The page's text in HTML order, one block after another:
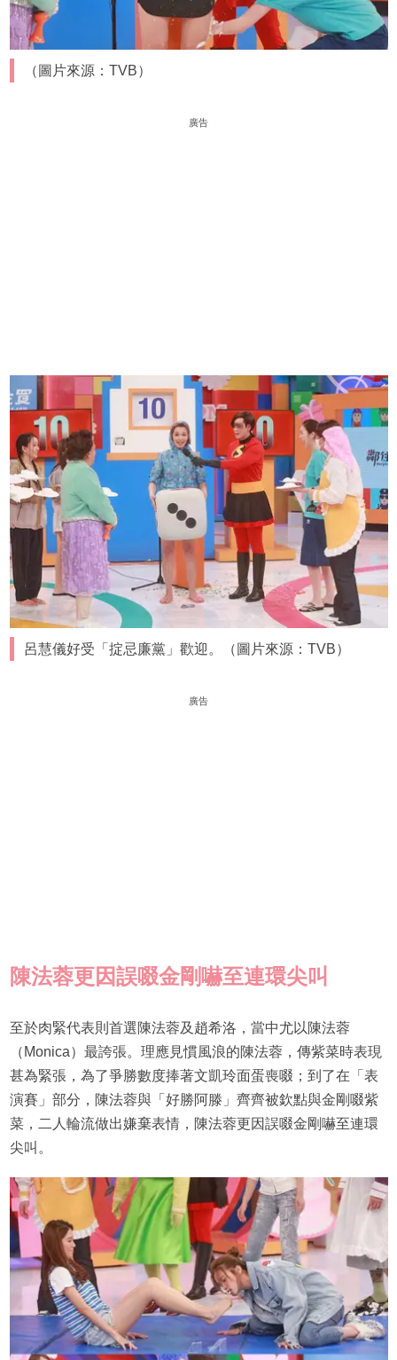
（圖片來源：TVB）
廣告
呂慧儀好受「掟忌廉黨」歡迎。（圖片來源：TVB）
廣告
陳法蓉更因誤啜金剛嚇至連環尖叫
至於肉緊代表則首選陳法蓉及趙希洛，當中尤以陳法蓉
（Monica）最誇張。理應見慣風浪的陳法蓉，傳紫菜時表現
甚為緊張，為了爭勝數度捧著文凱玲面蛋喪啜；到了在「表
演賽」部分，陳法蓉與「好勝阿滕」齊齊被欽點與金剛啜紫
菜，二人輪流做出嫌棄表情，陳法蓉更因誤啜金剛嚇至連環
尖叫。